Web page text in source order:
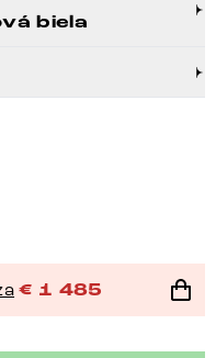
biela
€ 1 485